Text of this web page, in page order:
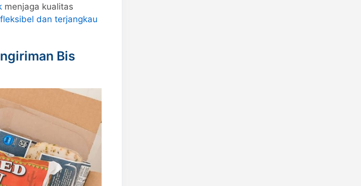
menjaga kualitas
dan terjangkau
Bis